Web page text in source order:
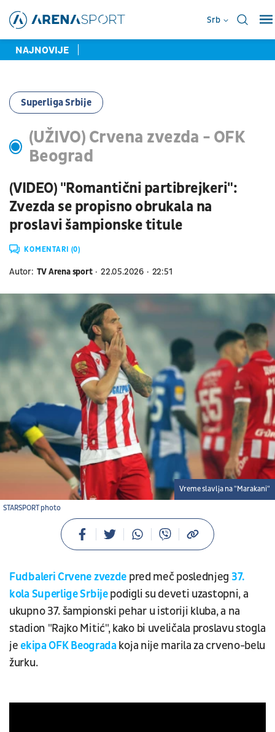
Srb
NAJNOVIJE
Superliga Srbije
(UŽIVO) Crvena zvezda - OFK
Beograd
(VIDEO) "Romantični partibrejkeri":
Zvezda se propisno obrukala na
proslavi šampionske titule
KOMENTARI (0)
Autor: TV Arena sport 22.05.2026 22:51
STARSPORT photo
Vreme slavlja na "Marakani"
Fudbaleri Crvene zvezde pred meč poslednjeg 37.
kola Superlige Srbijepodigli su deveti uzastopni, a
ukupno 37. šampionski pehar u istoriji kluba, a na
stadion "Rajko Mitić", kako bi uveličala proslavu stogla
jeekipa OFK Beogradakoja nije marila za crveno-belu
žurku.